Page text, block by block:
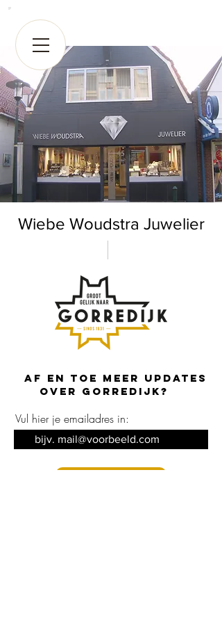
Wiebe Woudstra Juwelier
Af en toe meer updates
over Gorredijk?
Vul hier je emailadres in:
Inschrijven